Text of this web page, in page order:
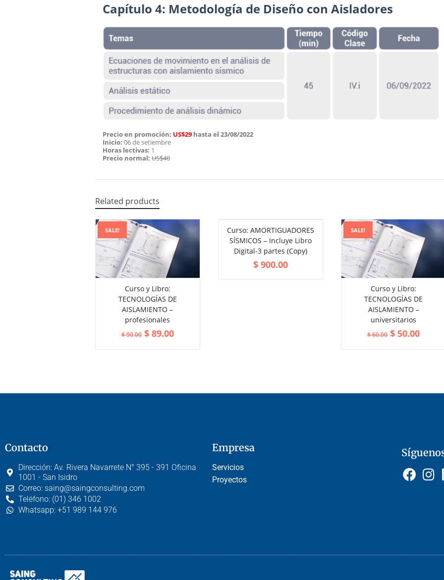
Capítulo 4: Metodología de Diseño con Aisladores
Precio en promoción: US$29 hasta el 23/08/2022
Inicio: 06 de setiembre
Horas lectivas: 1
Precio normal: US$40
Related products
SALE!
ADD TO CART VIEW MORE
Curso y Libro:
TECNOLOGÍAS DE
AISLAMIENTO –
profesionales
$90.00 $89.00
Curso: AMORTIGUADORES
SÍSMICOS – Incluye Libro
Digital-3 partes (Copy)
$900.00
SALE!
ADD TO CART VIEW MORE
Curso y Libro:
TECNOLOGÍAS DE
AISLAMIENTO –
universitarios
$60.00 $ 50.00
Contacto
Dirección: Av. Rivera Navarrete N° 395 - 391 Oficina
1001 - San Isidro
Correo: saing@saingconsulting.com
Teléfono: (01) 346 1002
Whatsapp: +51 989 144 976
Empresa
Servicios
Proyectos